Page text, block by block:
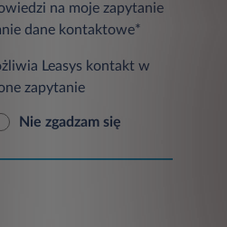
Leasys oraz podmiotów
informacji
ofertach
nowościach i
oraz badaniach
rozporządzenia o
dochodzenie
roszczeń lub obrona przed
na moje zapytanie
dane kontaktowe*
Leasys kontakt w
zapytanie
Nie zgadzam się